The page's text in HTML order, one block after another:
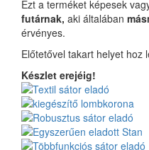
Ezt a terméket képesek
futárnak, aki általában
érvényes.
Előtetővel takart helyet hoz
Készlet erejéig!